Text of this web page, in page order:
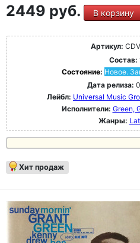
2449 руб. В корзину
Артикул:
Состав:
Состояние: Новое.
Дата релиза:
Лейбл: Universal Music
Исполнители: Green,
Жанры:
Хит продаж